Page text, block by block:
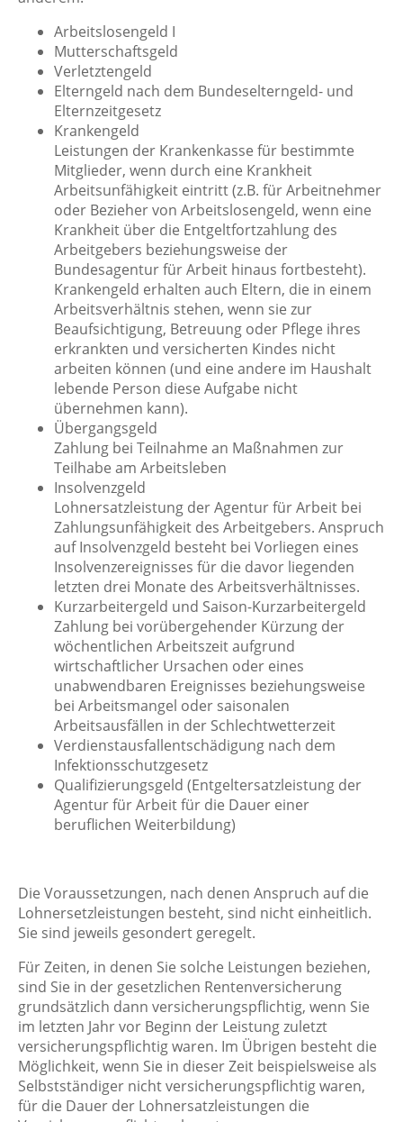
Arbeitslosengeld I
Mutterschaftsgeld
Verletztengeld
Elterngeld nach dem Bundeselterngeld- und
Elternzeitgesetz
Krankengeld
Leistungen der Krankenkasse für bestimmte
Mitglieder, wenn durch eine Krankheit
Arbeitsunfähigkeit eintritt (z.B. für Arbeitnehmer
oder Bezieher von Arbeitslosengeld, wenn eine
Krankheit über die Entgeltfortzahlung des
Arbeitgebers beziehungsweise der
Bundesagentur für Arbeit hinaus fortbesteht).
Krankengeld erhalten auch Eltern, die in einem
Arbeitsverhältnis stehen, wenn sie zur
Beaufsichtigung, Betreuung oder Pflege ihres
erkrankten und versicherten Kindes nicht
arbeiten können (und eine andere im Haushalt
lebende Person diese Aufgabe nicht
übernehmen kann).
Übergangsgeld
Zahlung bei Teilnahme an Maßnahmen zur
Teilhabe am Arbeitsleben
Insolvenzgeld
Lohnersatzleistung der Agentur für Arbeit bei
Zahlungsunfähigkeit des Arbeitgebers. Anspruch
auf Insolvenzgeld besteht bei Vorliegen eines
Insolvenzereignisses für die davor liegenden
letzten drei Monate des Arbeitsverhältnisses.
Kurzarbeitergeld und Saison-Kurzarbeitergeld
Zahlung bei vorübergehender Kürzung der
wöchentlichen Arbeitszeit aufgrund
wirtschaftlicher Ursachen oder eines
unabwendbaren Ereignisses beziehungsweise
bei Arbeitsmangel oder saisonalen
Arbeitsausfällen in der Schlechtwetterzeit
Verdienstausfallentschädigung nach dem
Infektionsschutzgesetz
Qualifizierungsgeld (Entgeltersatzleistung der
Agentur für Arbeit für die Dauer einer
beruflichen Weiterbildung)
Die Voraussetzungen, nach denen Anspruch auf die
Lohnersetzleistungen besteht, sind nicht einheitlich.
Sie sind jeweils gesondert geregelt.
Für Zeiten, in denen Sie solche Leistungen beziehen,
sind Sie in der gesetzlichen Rentenversicherung
grundsätzlich dann versicherungspflichtig, wenn Sie
im letzten Jahr vor Beginn der Leistung zuletzt
versicherungspflichtig waren. Im Übrigen besteht die
Möglichkeit, wenn Sie in dieser Zeit beispielsweise als
Selbstständiger nicht versicherungspflichtig waren,
für die Dauer der Lohnersatzleistungen die